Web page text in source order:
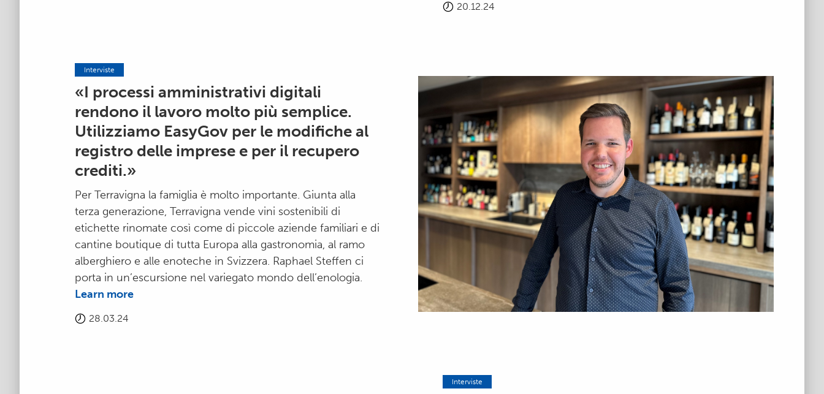
20.12.24
Interviste
«I processi amministrativi digitali
rendono il lavoro molto più semplice.
Utilizziamo EasyGov per le modifiche al
registro delle imprese e per il recupero
crediti.»
Per Terravigna la famiglia è molto importante. Giunta alla
terza generazione, Terravigna vende vini sostenibili di
etichette rinomate così come di piccole aziende familiari e di
cantine boutique di tutta Europa alla gastronomia, al ramo
alberghiero e alle enoteche in Svizzera. Raphael Steffen ci
porta in un’escursione nel variegato mondo dell’enologia.
Learn more
28.03.24
Interviste